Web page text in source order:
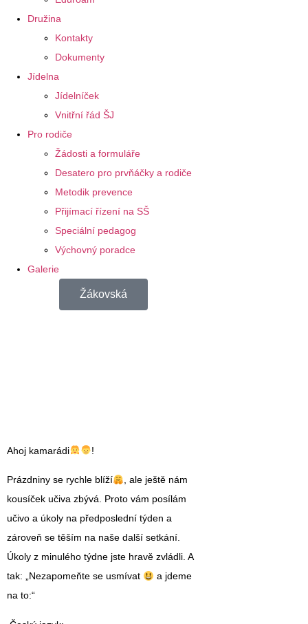
Družina
Kontakty
Dokumenty
Jídelna
Jídelníček
Vnitřní řád ŠJ
Pro rodiče
Žádosti a formuláře
Desatero pro prvňáčky a rodiče
Metodik prevence
Přijímací řízení na SŠ
Speciální pedagog
Výchovný poradce
Galerie
Žákovská
Ahoj kamarádi !
Prázdniny se rychle blíží
, ale ještě nám
kousíček učiva zbývá. Proto vám posílám
učivo a úkoly na předposlední týden a
zároveň se těším na naše další setkání.
Úkoly z minulého týdne jste hravě zvládli. A
tak: „Nezapomeňte se usmívat
a jdeme
na to:“